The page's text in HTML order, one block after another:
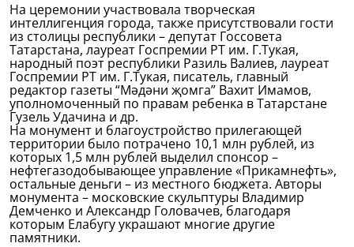
На церемонии участвовала творческая
интеллигенция города, также присутствовали гости
из столицы республики – депутат Госсовета
Татарстана, лауреат Госпремии РТ им. Г.Тукая,
народный поэт республики Разиль Валиев, лауреат
Госпремии РТ им. Г.Тукая, писатель, главный
редактор газеты “Мәдәни җомга” Вахит Имамов,
уполномоченный по правам ребенка в Татарстане
Гузель Удачина и др.
На монумент и благоустройство прилегающей
территории было потрачено 10,1 млн рублей, из
которых 1,5 млн рублей выделил спонсор –
нефтегазодобывающее управление «Прикамнефть»,
остальные деньги – из местного бюджета. Авторы
монумента – московские скульптуры Владимир
Демченко и Александр Головачев, благодаря
которым Елабугу украшают многие другие
памятники.